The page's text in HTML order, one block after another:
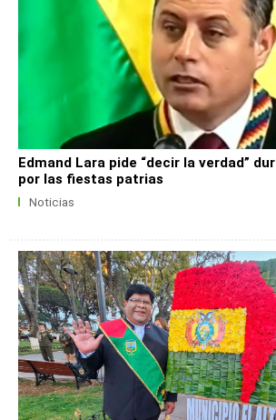
Edmand Lara pide “decir la verdad”
por las fiestas patrias
Noticias